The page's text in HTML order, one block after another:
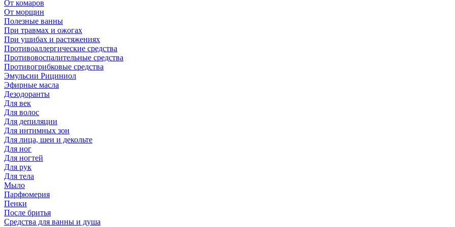
От комаров
От морщин
Полезные ванны
При травмах и ожогах
При ушибах и растяжениях
Противоаллергические средства
Противовоспалительные средства
Противогрибковые средства
Эмульсии Рициниол
Эфирные масла
Дезодоранты
Для век
Для волос
Для депиляции
Для интимных зон
Для лица, шеи и декольте
Для ног
Для ногтей
Для рук
Для тела
Мыло
Парфюмерия
Пенки
После бритья
Средства для ванны и душа